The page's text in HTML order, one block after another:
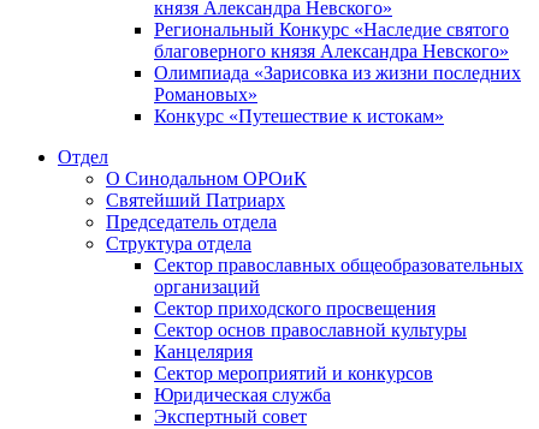
князя Александра Невского»
Региональный Конкурс «Наследие святого
благоверного князя Александра Невского»
Олимпиада «Зарисовка из жизни последних
Романовых»
Конкурс «Путешествие к истокам»
Отдел
О Синодальном ОРОиК
Святейший Патриарх
Председатель отдела
Структура отдела
Сектор православных общеобразовательных
организаций
Сектор приходского просвещения
Сектор основ православной культуры
Канцелярия
Сектор мероприятий и конкурсов
Юридическая служба
Экспертный совет